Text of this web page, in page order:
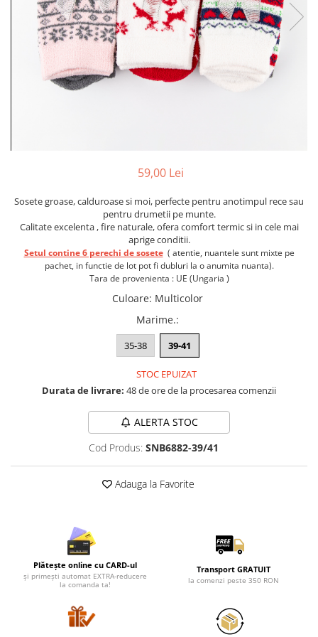
Cadouri barbati
Seturi cadou barbati
Seturi cadou barbati portofel si curea
Ceasuri pentru EL
Cadouri copii 1 an
Cadouri craciun copii
Colectia Disney
Sticlă pentru apa Personalizată
Seturi cadou pentru copii KID's Collection
Pijamale de CRACIUN
Seturi elegante femei
Pijamale de copii
Pijamale BIG SIZE femei
Cadouri ocazii speciale
Tricouri de craciun
Etichete scolare
Sepci personalizate
Bannere personalizate scoli si gradinite
Caserole personalizate sandwich
Agende si caiete personalizate
59,00 Lei
Sosete groase, calduroase si moi, perfecte pentru anotimpul rece sau
pentru drumetii pe munte.
Calitate excelenta , fire naturale, ofera comfort termic si in cele mai
aprige conditii.
Setul contine 6 perechi de sosete( atentie, nuantele sunt mixte pe
pachet, in functie de lot pot fi dubluri la o anumita nuanta).
Tara de provenienta : UE (Ungaria )
Culoare: Multicolor
Marime.:
35-38 39-41
STOC EPUIZAT
Durata de livrare: 48 de ore de la procesarea comenzii
ALERTA STOC
Cod Produs: SNB6882-39/41
Adauga la Favorite
Plătește online cu CARD-ul
și primești automat EXTRA-reducere
la comanda ta!
Transport GRATUIT
la comenzi peste 350 RON